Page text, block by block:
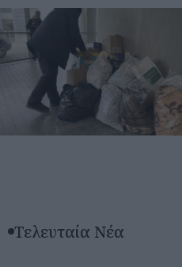
Τελευταία Νέα